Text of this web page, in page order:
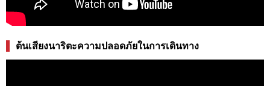
ต้นเสียงนาริตะความปลอดภัยในการเดินทาง